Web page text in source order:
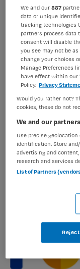
Verpleegkunde
BRANCHE
Zelfstandige kliniek
PLAATSINGSDATUM
12 april 2025
ERVARING
Niet nader bepaald
Vacature
Deze vacature
actueel.
We and our887
data or unique
tracking technologies
partners process data
consent will disable
you see may not be
change your choices
Manage Preferences
have effect within our
Policy. Privacy
Would you rather not?
cookies, these do not
We and our
Use precise
identification. Store
advertising and
research and services
List of Partners